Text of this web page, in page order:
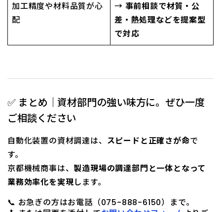
加工精度や材料品質が心
配
→ 事前相談で材質・公
差・熱処理などを提案型
で対応
✅ まとめ｜資材部門の強い味方に。ぜひ一度
ご相談ください
自動化装置の資材調達は、 スピードと正確さが命で
す。
京都機械商事は、 製造現場の調達部門と一体となって
業務効率化を実現します。
📞 お急ぎの方はお電話（075-888-6150）まで。